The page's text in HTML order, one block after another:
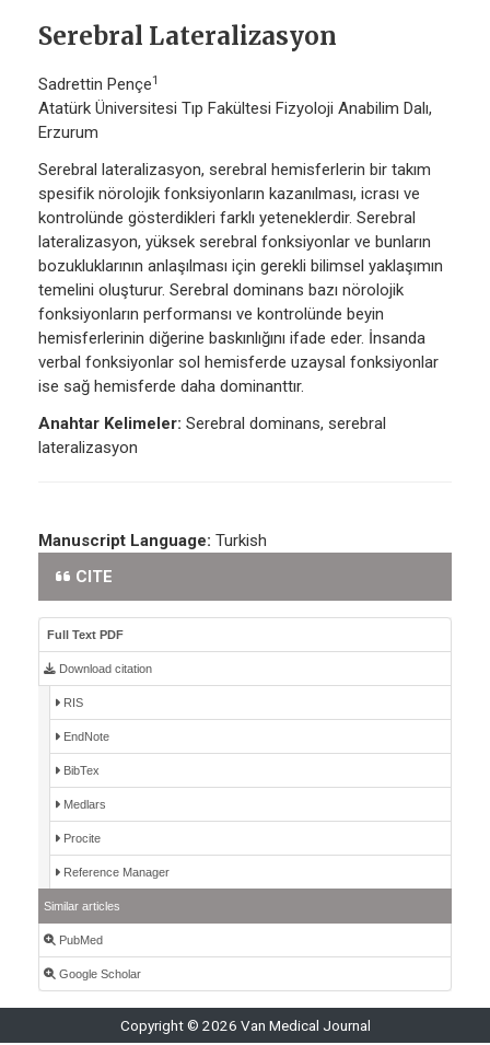
Serebral Lateralizasyon
Sadrettin Pençe1
Atatürk Üniversitesi Tıp Fakültesi Fizyoloji Anabilim Dalı,
Erzurum
Serebral lateralizasyon, serebral hemisferlerin bir takım
spesifik nörolojik fonksiyonların kazanılması, icrası ve
kontrolünde gösterdikleri farklı yeteneklerdir. Serebral
lateralizasyon, yüksek serebral fonksiyonlar ve bunların
bozukluklarının anlaşılması için gerekli bilimsel yaklaşımın
temelini oluşturur. Serebral dominans bazı nörolojik
fonksiyonların performansı ve kontrolünde beyin
hemisferlerinin diğerine baskınlığını ifade eder. İnsanda
verbal fonksiyonlar sol hemisferde uzaysal fonksiyonlar
ise sağ hemisferde daha dominanttır.
Anahtar Kelimeler: Serebral dominans, serebral
lateralizasyon
Manuscript Language: Turkish
CITE
Full Text PDF
Download citation
RIS
EndNote
BibTex
Medlars
Procite
Reference Manager
Similar articles
PubMed
Google Scholar
Copyright © 2026 Van Medical Journal